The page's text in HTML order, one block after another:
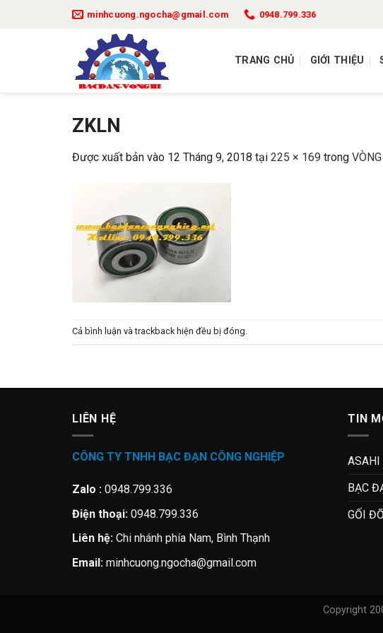
minhcuong.ngocha@gmail.com 0948.799.336
TRANG CHỦ GIỚI THIỆU
ZKLN
Được xuất bản vào 12 Tháng 9, 2018 tại 225 × 169 trong
Cả bình luận và trackback hiện đều bị đóng.
LIÊN HỆ
CÔNG TY TNHH BẠC ĐẠN CÔNG NGHIỆP
Zalo : 0948.799.336
Điện thoại: 0948.799.336
Liên hệ: Chi nhánh phía Nam, Bình Thạnh
Email: minhcuong.ngocha@gmail.com
TIN
ASAHI
BẠC
GỐI
Copyright